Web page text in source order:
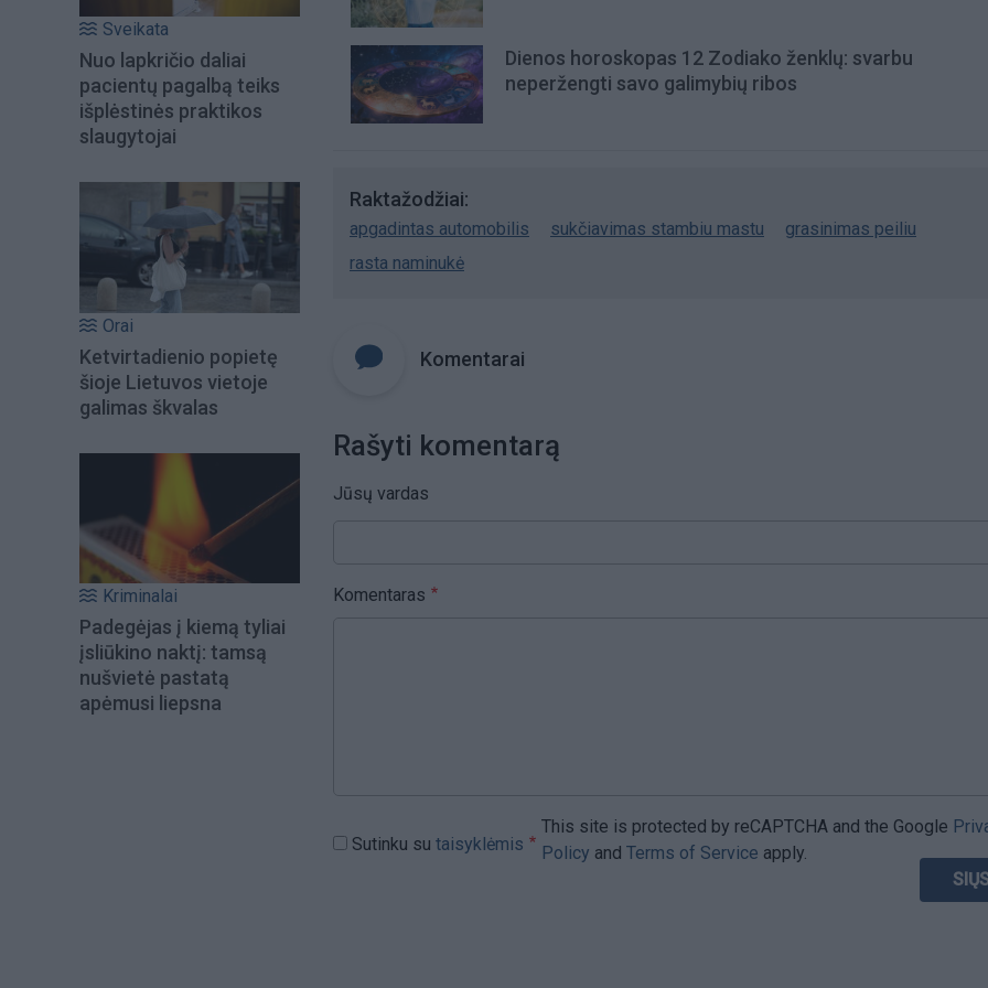
Sveikata
Nuo lapkričio daliai
pacientų pagalbą teiks
išplėstinės praktikos
slaugytojai
Orai
Ketvirtadienio popietę
šioje Lietuvos vietoje
galimas škvalas
Kriminalai
Padegėjas į kiemą tyliai
įsliūkino naktį: tamsą
nušvietė pastatą
apėmusi liepsna
Dienos horoskopas 12 Zodiako ženklų: svarbu
neperžengti savo galimybių ribos
Raktažodžiai
apgadintas automobilis sukčiavimas stambiu mastu
grasinimas peiliu
rasta naminukė
Komentarai
Rašyti komentarą
Jūsų vardas
Komentaras
Sutinku su taisyklėmis
This site is protected by reCAPTCHA and the Google
Policy and Terms of Service apply.